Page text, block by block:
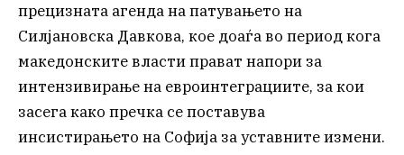
прецизната агенда на патувањето на
Силјановска Давкова, кое доаѓа во период кога
македонските власти прават напори за
интензивирање на евроинтеграциите, за кои
засега како пречка се поставува
инсистирањето на Софија за уставните измени.